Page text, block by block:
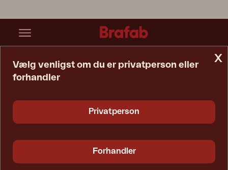
x
Vælg venligst om du er privatperson eller
forhandler
Privatperson
Forhandler